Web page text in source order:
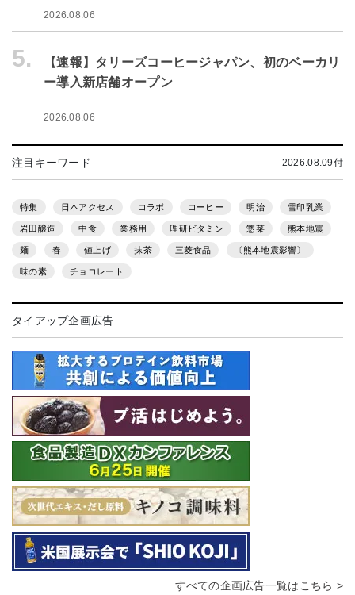
2026.08.06
5.
【速報】タリーズコーヒージャパン、初のベーカリ
ー導入新店舗オープン
2026.08.06
注目キーワード 2026.08.09付
特集 日本アクセス コラボ コーヒー 明治 雪印乳業
岩田醸造 中食 業務用 理研ビタミン 惣菜 熊本地震
麺 春 値上げ 抹茶 三菱食品 〔熊本地震影響〕
味の素 チョコレート
タイアップ企画広告
すべての企画広告一覧はこちら >